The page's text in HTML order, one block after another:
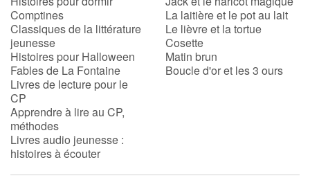
Comptines
Classiques de la littérature
jeunesse
Histoires pour Halloween
Fables de La Fontaine
Livres de lecture pour le
CP
Apprendre à lire au CP,
méthodes
Livres audio jeunesse :
histoires à écouter
La laitière et le pot au lait
Le lièvre et la tortue
Cosette
Matin brun
Boucle d'or et les 3 ours